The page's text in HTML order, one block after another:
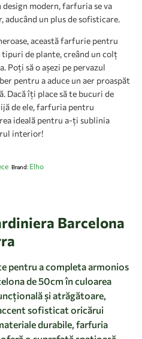
modern, farfuria se va
aducând un plus de sofisticare.
această farfurie pentru
de plante, creând un colț
Poți să o așezi pe pervazul
pentru a aduce un aer proaspăt
Dacă îți place să te bucuri de
de ele, farfuria pentru
ideală pentru a-ți sublinia
interior!
Brand: Elho
Barcelona
pentru a completa armonios
de 50cm în culoarea
și atrăgătoare,
sofisticat oricărui
durabile, farfuria